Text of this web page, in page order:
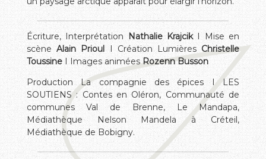
Écriture, Interprétation Nathalie Krajcik I Mise en
scèneAlain Prioul I Création LumièresChristelle
ToussineI Images animéesRozenn Busson
Production La compagnie des épices I LES
SOUTIENS : Contes en Oléron, Communauté de
communes Val de Brenne, Le Mandapa,
Médiathèque Nelson Mandela à Créteil,
Médiathèque de Bobigny.